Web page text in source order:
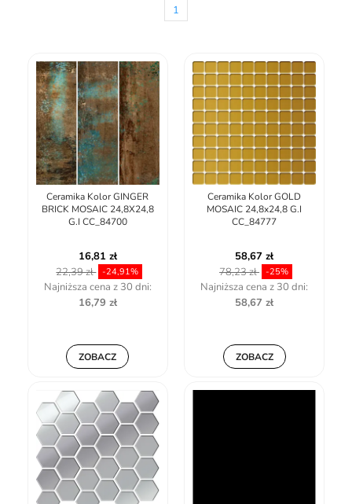
1
Ceramika Kolor GINGER
BRICK MOSAIC 24,8X24,8
G.I CC_84700
16,81 zł
22,39 zł -24,91%
Najniższa cena z 30 dni:
16,79 zł
ZOBACZ
Ceramika Kolor GOLD
MOSAIC 24,8x24,8 G.I
CC_84777
58,67 zł
78,23 zł -25%
Najniższa cena z 30 dni:
58,67 zł
ZOBACZ